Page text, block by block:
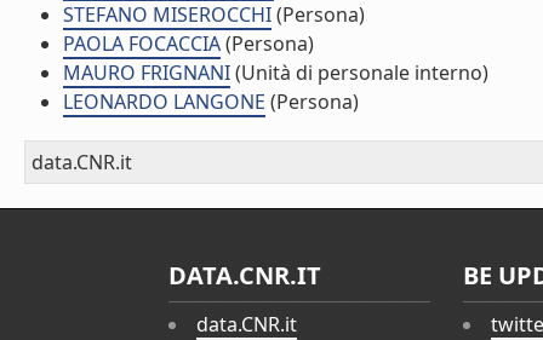
STEFANO MISEROCCHI(Persona)
PAOLA FOCACCIA(Persona)
MAURO FRIGNANI(Unità di personale interno)
LEONARDO LANGONE (Persona)
data.CNR.it
DATA.CNR.IT
data.CNR.it
BE